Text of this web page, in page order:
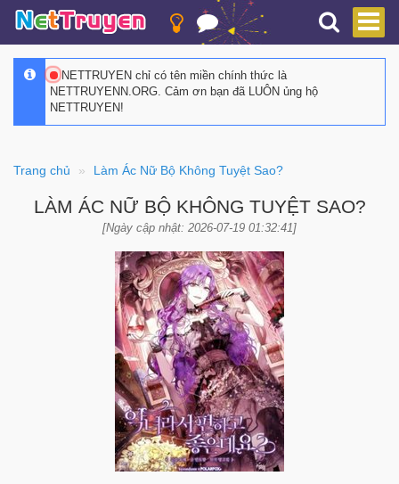
NETTRUYEN chỉ có tên miền chính thức là
NETTRUYENN.ORG. Cảm ơn bạn đã LUÔN ủng hộ
NETTRUYEN!
Trang chủ Làm Ác Nữ Bộ Không Tuyệt Sao?
LÀM ÁC NỮ BỘ KHÔNG TUYỆT SAO?
[Ngày cập nhật: 2026-07-19 01:32:41]